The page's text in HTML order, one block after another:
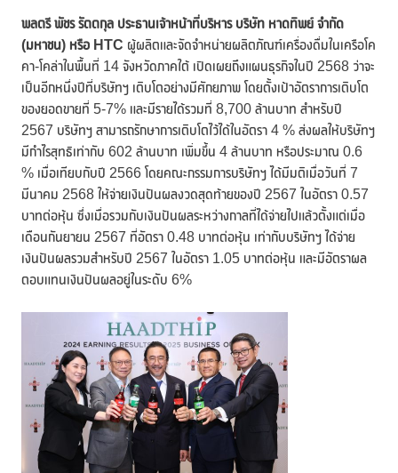
พลตรี พัชร รัตตกุล ประธานเจ้าหน้าที่บริหาร บริษัท หาดทิพย์ จำกัด
(มหาชน) หรือ HTC ผู้ผลิตและจัดจำหน่ายผลิตภัณฑ์เครื่องดื่มในเครือโค
คา-โคล่าในพื้นที่ 14 จังหวัดภาคใต้ เปิดเผยถึงแผนธุรกิจในปี 2568 ว่าจะ
เป็นอีกหนึ่งปีที่บริษัทฯ เติบโตอย่างมีศักยภาพ โดยตั้งเป้าอัตราการเติบโต
ของยอดขายที่ 5-7% และมีรายได้รวมที่ 8,700 ล้านบาท สำหรับปี
2567 บริษัทฯ สามารถรักษาการเติบโตไว้ได้ในอัตรา 4 % ส่งผลให้บริษัทฯ
มีกำไรสุทธิเท่ากับ 602 ล้านบาท เพิ่มขึ้น 4 ล้านบาท หรือประมาณ 0.6
% เมื่อเทียบกับปี 2566 โดยคณะกรรมการบริษัทฯ ได้มีมติเมื่อวันที่ 7
มีนาคม 2568 ให้จ่ายเงินปันผลงวดสุดท้ายของปี 2567 ในอัตรา 0.57
บาทต่อหุ้น ซึ่งเมื่อรวมกับเงินปันผลระหว่างกาลที่ได้จ่ายไปแล้วตั้งแต่เมื่อ
เดือนกันยายน 2567 ที่อัตรา 0.48 บาทต่อหุ้น เท่ากับบริษัทฯ ได้จ่าย
เงินปันผลรวมสำหรับปี 2567 ในอัตรา 1.05 บาทต่อหุ้น และมีอัตราผล
ตอบแทนเงินปันผลอยู่ในระดับ 6%